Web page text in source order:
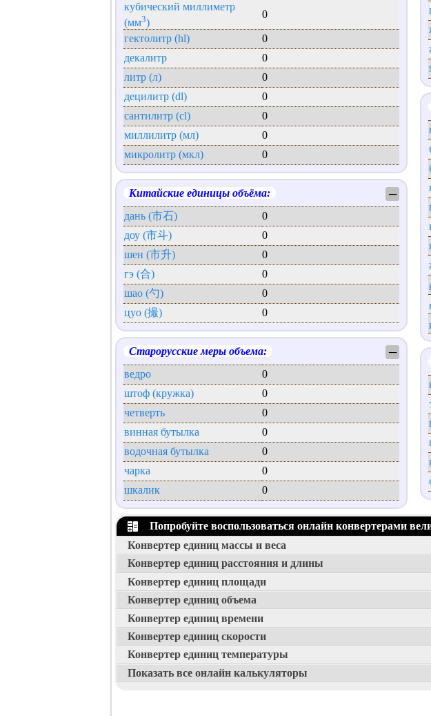
кубический миллиметр
(мм3)
0
гектолитр (hl)
0
декалитр
0
литр (л)
0
децилитр (dl)
0
сантилитр (cl)
0
миллилитр (мл)
0
микролитр (мкл)
0
Китайские единицы объёма:
─
дань (市石)
0
доу (市斗)
0
шен (市升)
0
гэ (合)
0
шао (勺)
0
цуо (撮)
0
Старорусские меры объема:
─
ведро
0
штоф (кружка)
0
четверть
0
винная бутылка
0
водочная бутылка
0
чарка
0
шкалик
0
Попробуйте воспользоваться онлайн конвертерами
Конвертер единиц массы и веса
Конвертер единиц расстояния и длины
Конвертер единиц площади
Конвертер единиц объема
Конвертер единиц времени
Конвертер единиц скорости
Конвертер единиц температуры
Показать все онлайн калькуляторы